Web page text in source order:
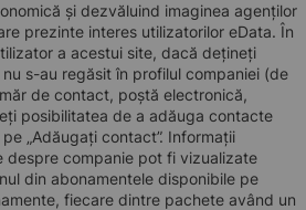
și dezvăluind imaginea agenților
prezinte interes utilizatorilor eData. În
a acestui site, dacă dețineți
s-au regăsit în profilul companiei (de
de contact, poștă electronică,
posibilitatea de a adăuga contacte
„Adăugați contact”. Informații
despre companie pot fi vizualizate
din abonamentele disponibile pe
fiecare dintre pachete având un